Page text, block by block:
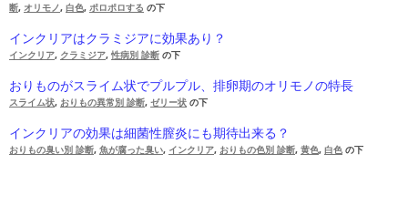
断, オリモノ, 白色, ポロポロする の下
インクリアはクラミジアに効果あり？
インクリア, クラミジア, 性病別 診断 の下
おりものがスライム状でプルプル、排卵期のオリモノの特長
スライム状, おりもの異常別 診断, ゼリー状 の下
インクリアの効果は細菌性膣炎にも期待出来る？
おりもの臭い別 診断, 魚が腐った臭い, インクリア, おりもの色別 診断, 黄色, 白色 の下